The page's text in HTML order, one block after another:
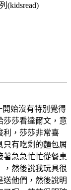
(kidsread)
開始沒有特別覺得
莎莎看達爾文，意
利，莎莎非常喜
只有吃剩的麵包屑
著急急忙忙從餐桌
，然後說我玩具很
送他們，然後說明